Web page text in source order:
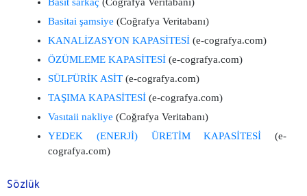
Basitai şamsiye (Coğrafya Veritabanı)
KANALİZASYON KAPASİTESİ (e-cografya.com)
ÖZÜMLEME KAPASİTESİ (e-cografya.com)
SÜLFÜRİK ASİT (e-cografya.com)
TAŞIMA KAPASİTESİ (e-cografya.com)
Vasıtaii nakliye (Coğrafya Veritabanı)
YEDEK (ENERJİ) ÜRETİM KAPASİTESİ (e-
cografya.com)
Sözlük